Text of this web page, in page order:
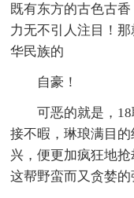
既有东方的古色古
力无不引人注目！
华民族的
自豪！
可恶的就是，
接不暇，琳琅满目
兴，便更加疯狂地
这帮野蛮而又贪婪